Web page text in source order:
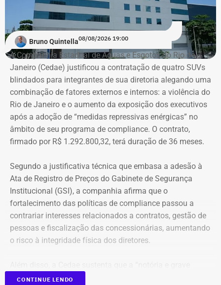
Bruno Quintella08/08/2026 19:00
A Companhia Estadual de Águas e Esgotos do Rio de
Janeiro (Cedae) justificou a contratação de quatro SUVs
blindados para integrantes de sua diretoria alegando uma
combinação de fatores externos e internos: a violência do
Rio de Janeiro e o aumento da exposição dos executivos
após a adoção de “medidas repressivas enérgicas” no
âmbito de seu programa de compliance. O contrato,
firmado por R$ 1.292.800,32, terá duração de 36 meses.
Segundo a justificativa técnica que embasa a adesão à
Ata de Registro de Preços do Gabinete de Segurança
Institucional (GSI), a companhia afirma que o
fortalecimento das políticas de compliance passou a
contrariar interesses relacionados a contratos, gestão de
pessoas e fiscalização das concessionárias, aumentando
o risco à integridade física dos diretores.
insegurança pública” no estado, especialmente no
CONTINUE LENDO